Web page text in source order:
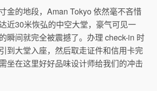
金的地段，Aman Tokyo 依然毫不吝惜
近30米恢弘的中空大堂，豪气可见一
瞬间就完全被震撼了。办理 check-in 时
到大堂入座，然后取走证件和信用卡完
坐在这里好好品味设计师给我们的冲击